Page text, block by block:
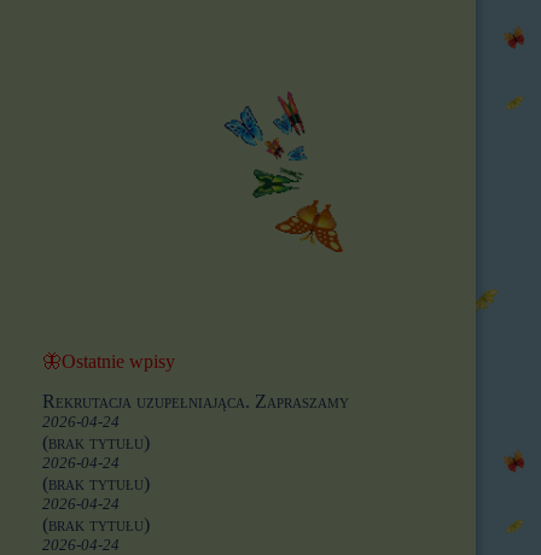
🦋Ostatnie wpisy
Rekrutacja uzupełniająca. Zapraszamy
2026-04-24
(brak tytułu)
2026-04-24
(brak tytułu)
2026-04-24
(brak tytułu)
2026-04-24